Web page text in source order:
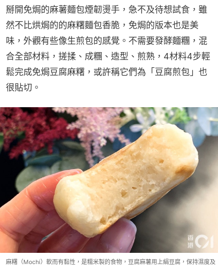
掰開免焗的麻薯麵包煙韌燙手，急不及待想試食，雖
然不比烘焗的的麻糬麵包香脆，免焗的版本也是美
味，外觀有些像生煎包的感覺。不需要發酵麵糰，混
合全部材料，搓揉、成糰、造型、煎熟，4材料4步輕
鬆完成免焗豆腐麻糬，或許稱它們為「豆腐煎包」也
很貼切。
麻糬（Mochi）軟而有黏性，是糯米製的食物，豆腐麻薯用上絹豆腐，保持濕度及